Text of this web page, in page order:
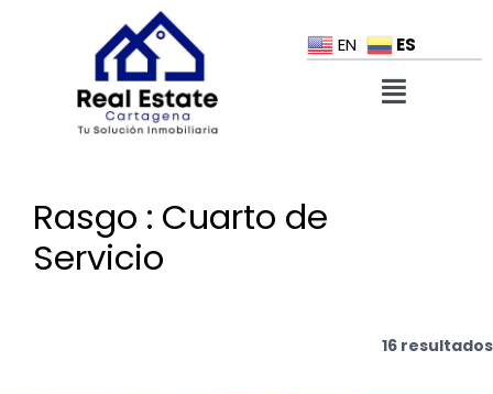
EN ES
Rasgo : Cuarto de
Servicio
16 resultados